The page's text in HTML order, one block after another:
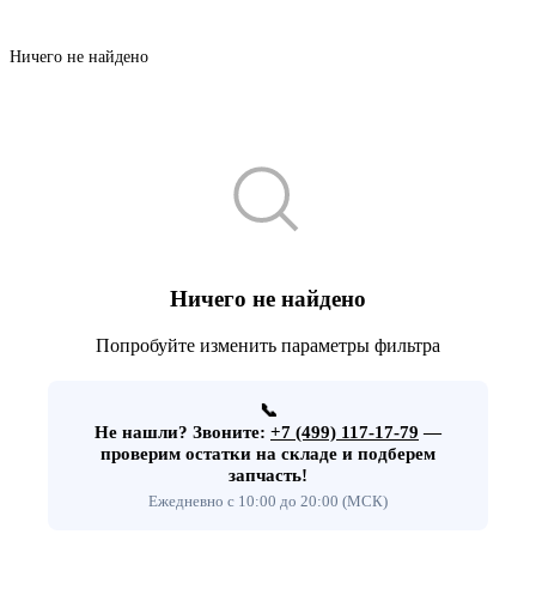
Ничего не найдено
Ничего не найдено
Попробуйте изменить параметры фильтра
📞
Не нашли? Звоните: +7 (499) 117-17-79 —
проверим остатки на складе и подберем
запчасть!
Ежедневно с 10:00 до 20:00 (МСК)